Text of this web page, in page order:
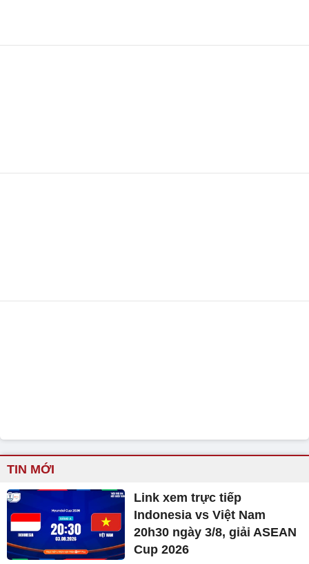
TIN MỚI
Link xem trực tiếp
Indonesia vs Việt Nam
20h30 ngày 3/8, giải ASEAN
Cup 2026